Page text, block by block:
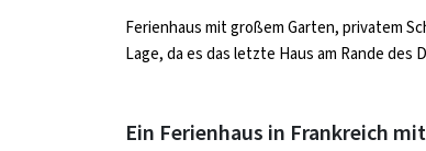
Ferienhaus mit großem Garten, privatem
Lage, da es das letzte Haus am Rande des
Ein Ferienhaus in Frankreich